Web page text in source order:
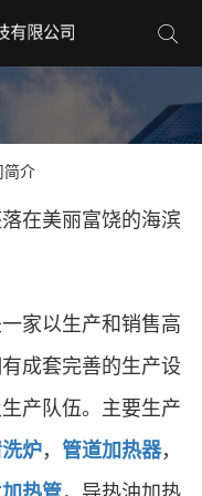
简介
在美丽富饶的海滨
家以生产和销售高
成套完善的生产设
产队伍。主要生产
炉， 管道加热器，